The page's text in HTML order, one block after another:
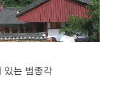
있는 범종각